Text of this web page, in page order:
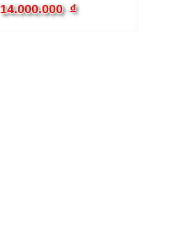
2 Chiều
14.000.000 ₫